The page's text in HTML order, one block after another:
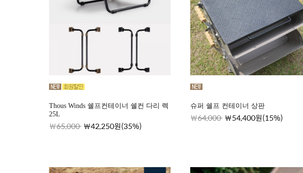
Thous Winds 쉘프컨테이너 쉘컨 다리 렉
25L
65,000 42,250원(35%)
슈퍼 쉘프 컨테이너 상판
64,000 54,400원(15%)